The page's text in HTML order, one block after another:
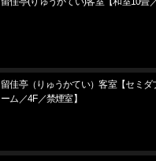
留佳亭（りゅうかてい）客室【セミダ
ーム／4F／禁煙室】